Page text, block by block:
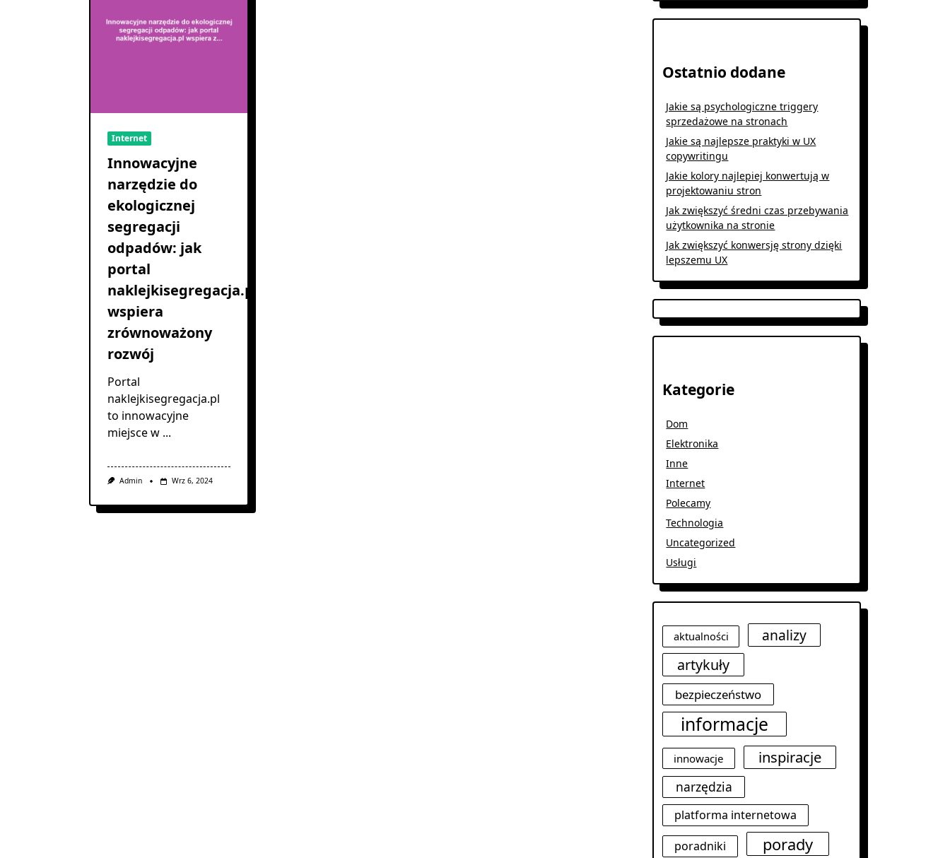
Internet
Innowacyjne
narzędzie do
ekologicznej
segregacji
odpadów: jak
portal
naklejkisegregacja.pl
wspiera
zrównoważony
rozwój
Portal
naklejkisegregacja.pl
to innowacyjne
miejsce w ...
Admin Wrz 6, 2024
Ostatnio dodane
Jakie są psychologiczne triggery
sprzedażowe na stronach
Jakie są najlepsze praktyki w UX
copywritingu
Jakie kolory najlepiej konwertują w
projektowaniu stron
Jak zwiększyć średni czas przebywania
użytkownika na stronie
Jak zwiększyć konwersję strony dzięki
lepszemu UX
Kategorie
Dom
Elektronika
Inne
Internet
Polecamy
Technologia
Uncategorized
Usługi
aktualności
analizy
artykuły
bezpieczeństwo
informacje
innowacje inspiracje
narzędzia
platforma internetowa
poradniki
porady